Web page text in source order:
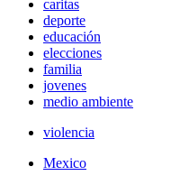
caritas
deporte
educación
elecciones
familia
jovenes
medio ambiente
violencia
Mexico